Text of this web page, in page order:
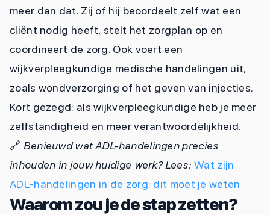
meer dan dat. Zij of hij beoordeelt zelf wat een
cliënt nodig heeft, stelt het zorgplan op en
coördineert de zorg. Ook voert een
wijkverpleegkundige medische handelingen uit,
zoals wondverzorging of het geven van injecties.
Kort gezegd: als wijkverpleegkundige heb je meer
zelfstandigheid en meer verantwoordelijkheid.
🔗 Benieuwd wat ADL-handelingen precies
inhouden in jouw huidige werk? Lees: Wat zijn
ADL-handelingen in de zorg: dit moet je weten
Waarom zou je de stap zetten?